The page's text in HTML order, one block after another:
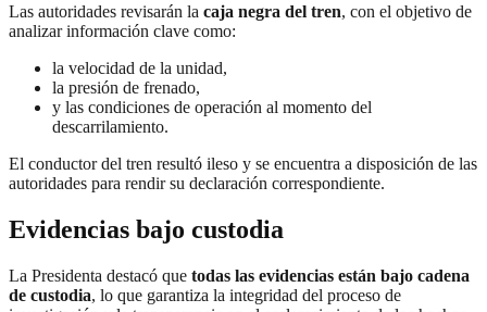
Las autoridades revisarán la caja negra del tren, con el objetivo de
analizar información clave como:
la velocidad de la unidad,
la presión de frenado,
y las condiciones de operación al momento del
descarrilamiento.
El conductor del tren resultó ileso y se encuentra a disposición de las
autoridades para rendir su declaración correspondiente.
Evidencias bajo custodia
La Presidenta destacó que todas las evidencias están bajo cadena
de custodia, lo que garantiza la integridad del proceso de